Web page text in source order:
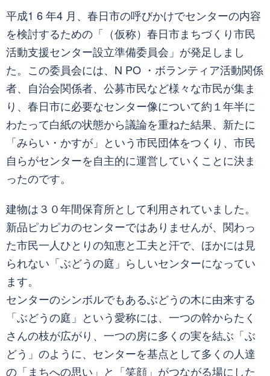
平成1 6 年4 月、春日市の呼びかけでセンターの内容
を検討するための「（仮称）春日市まちづくり市民
活動支援センター設立準備委員会」が発足しまし
た。この委員会には、N PO ・ボランティア活動関係
者、自治会関係者、公募市民など様々な市民が集ま
り、春日市に必要なセンター像について約１年半に
わたって白紙の状態から議論を重ねた結果、新たに
「みらい・かすが」という市民団体をつくり、市民
自らがセンターを自主的に運営していくことに決ま
ったのです。
建物は３０年間保育所として利用されていました。
新品ピカピカのセンターではありませんが、関わっ
た市民一人ひとりの知恵と工夫と汗で、ほかには見
られない「ぶどうの庭」らしいセンターになってい
ます。
センターのシンボルでもあるぶどうの木に由来する
「ぶどうの庭」という愛称には、一つの幹からたく
さんの枝が広がり、一つの房に多くの実を結ぶ「ぶ
どう」のように、センターを基点として多くの人達
の「まちへの思い」と「笑顔」がつながる場にした